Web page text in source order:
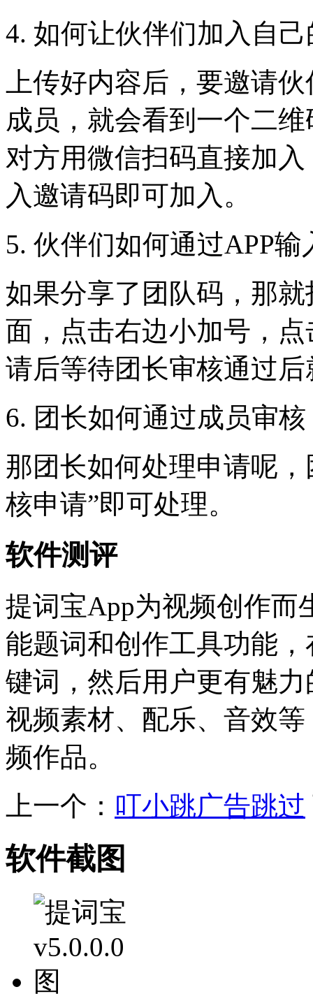
4. 如何让伙伴们加入自
上传好内容后，要邀请
成员，就会看到一个二
对方用微信扫码直接加
入邀请码即可加入。
5. 伙伴们如何通过APP
如果分享了团队码，那
面，点击右边小加号，
请后等待团长审核通过
6. 团长如何通过成员审核
那团长如何处理申请呢
核申请”即可处理。
软件测评
提词宝App为视频创作而
能题词和创作工具功能
键词，然后用户更有魅
视频素材、配乐、音效
频作品。
上一个： 叮小跳广告跳过
软件截图